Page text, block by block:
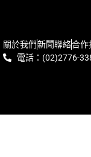
關於我們新聞聯絡合作
電話：(02)2776-